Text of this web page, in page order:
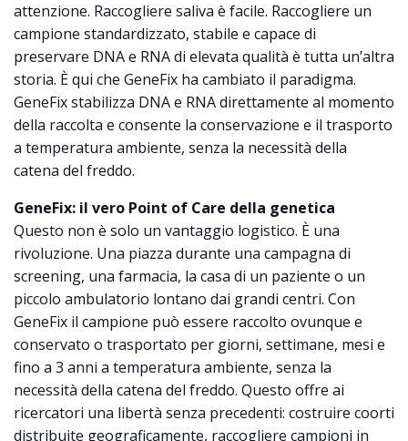
attenzione. Raccogliere saliva è facile. Raccogliere un
campione standardizzato, stabile e capace di
preservare DNA e RNA di elevata qualità è tutta un’altra
storia. È qui che GeneFix ha cambiato il paradigma.
GeneFix stabilizza DNA e RNA direttamente al momento
della raccolta e consente la conservazione e il trasporto
a temperatura ambiente, senza la necessità della
catena del freddo.
GeneFix: il vero Point of Care della genetica
Questo non è solo un vantaggio logistico. È una
rivoluzione. Una piazza durante una campagna di
screening, una farmacia, la casa di un paziente o un
piccolo ambulatorio lontano dai grandi centri. Con
GeneFix il campione può essere raccolto ovunque e
conservato o trasportato per giorni, settimane, mesi e
fino a 3 anni a temperatura ambiente, senza la
necessità della catena del freddo. Questo offre ai
ricercatori una libertà senza precedenti: costruire coorti
distribuite geograficamente, raccogliere campioni in